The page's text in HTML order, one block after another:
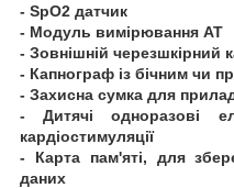
- SpO2 датчик
- Модуль вимірювання АТ
- Зовнішній черезшкірний
- Капнограф із бічним чи
- Захисна сумка для
- Дитячі одноразові
кардіостимуляції
- Карта пам'яті, для
даних